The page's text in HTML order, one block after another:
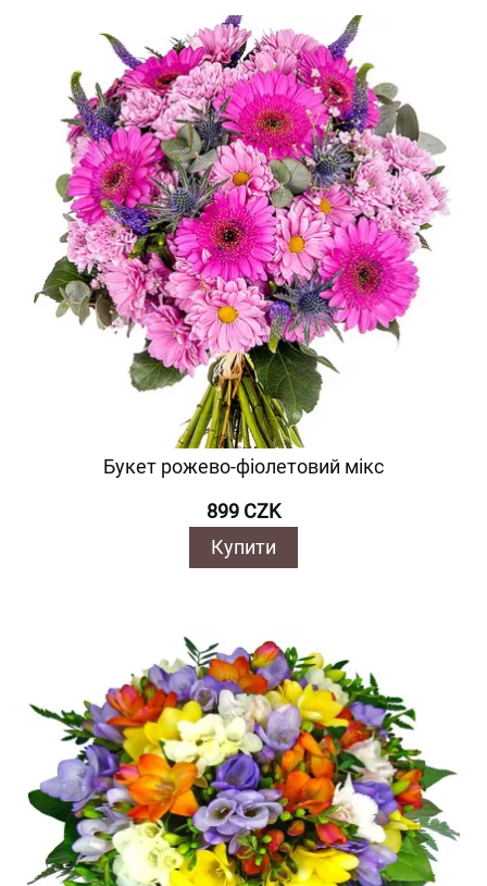
Букет рожево-фіолетовий мікс
899 CZK
Купити